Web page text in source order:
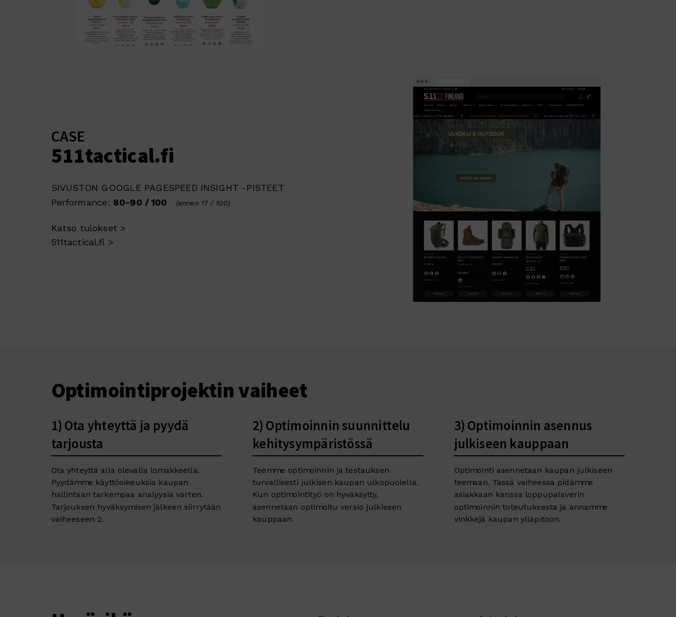
CASE
511tactical.fi
SIVUSTON GOOGLE PAGESPEED INSIGHT -PISTEET
Performance: 80-90 / 100 (ennen 17 / 100)
Katso tulokset >
511tactical.fi >
Optimointiprojektin vaiheet
1) Ota yhteyttä ja pyydä
tarjousta
Ota yhteyttä alla olevalla lomakkeella.
Pyydämme käyttöoikeuksia kaupan
hallintaan tarkempaa analyysia varten.
Tarjouksen hyväksymisen jälkeen siirrytään
vaiheeseen 2.
2) Optimoinnin suunnittelu
kehitysympäristössä
Teemme optimoinnin ja testauksen
turvallisesti julkisen kaupan ulkopuolella.
Kun optimointityö on hyväksytty,
asennetaan optimoitu versio julkiseen
kauppaan.
3) Optimoinnin asennus
julkiseen kauppaan
Optimointi asennetaan kaupan julkiseen
teemaan. Tässä vaiheessa pidämme
asiakkaan kanssa loppupalaverin
optimoinnin toteutuksesta ja annamme
vinkkejä kaupan ylläpitoon.